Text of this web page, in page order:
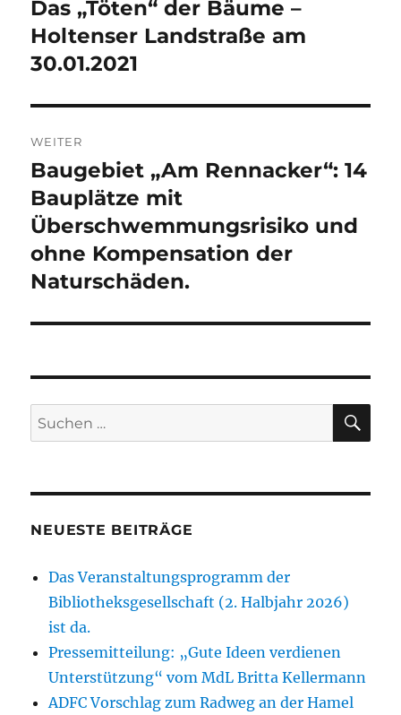
Vorheriger
Beitrag:
Das „Töten“ der Bäume –
Holtenser Landstraße am
30.01.2021
WEITER
Nächster
Beitrag:
Baugebiet „Am Rennacker“: 14
Bauplätze mit
Überschwemmungsrisiko und
ohne Kompensation der
Naturschäden.
Suchen
nach:
NEUESTE BEITRÄGE
Das Veranstaltungsprogramm der
Bibliotheksgesellschaft (2. Halbjahr 2026)
ist da.
Pressemitteilung: „Gute Ideen verdienen
Unterstützung“ vom MdL Britta Kellermann
ADFC Vorschlag zum Radweg an der Hamel